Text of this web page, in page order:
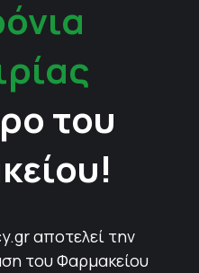
του
αποτελεί την
του Φαρμακείου